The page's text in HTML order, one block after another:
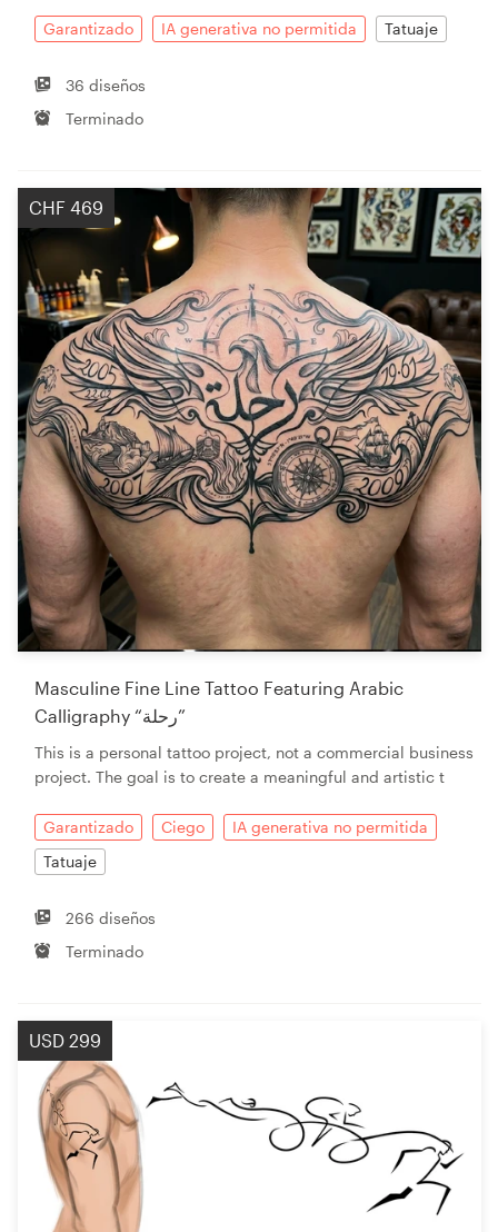
Garantizado IA generativa no permitida Tatuaje
36 diseños
Terminado
CHF 469
Masculine Fine Line Tattoo Featuring Arabic
Calligraphy “رحلة”
This is a personal tattoo project, not a commercial business
project. The goal is to create a meaningful and artistic t
Garantizado Ciego
IA generativa no permitida
Tatuaje
266 diseños
Terminado
USD 299